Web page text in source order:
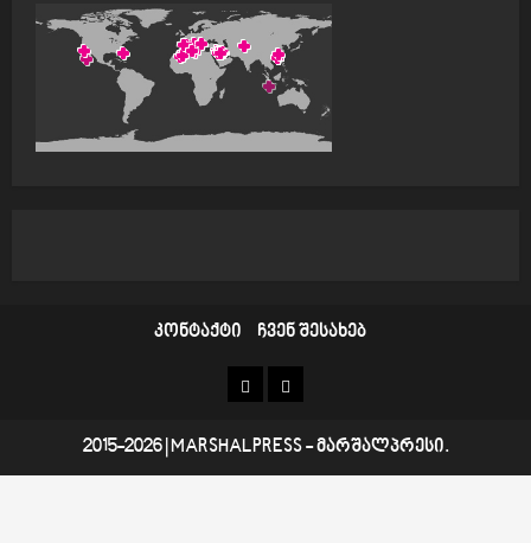
კონტაქტი ჩვენ შესახებ
კონტაქტი
ჩვენ
2015-2026 MARSHALPRESS- მარშალპრესი.